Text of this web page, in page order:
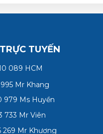
TUYẾN
089 HCM
995 Mr Khang
979 Ms Huyền
733 Mr Viên
269 Mr Khương